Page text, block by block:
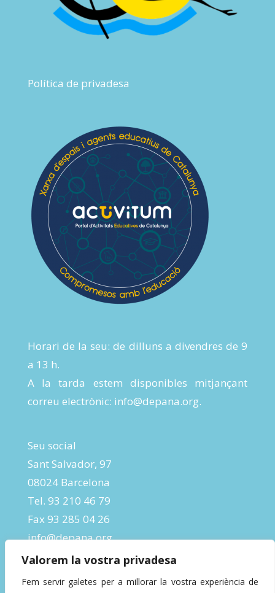
Valorem la vostra privadesa
Fem servir galetes per a millorar la vostra experiència de
Política de privadesa
Horari de la seu: de dilluns a divendres de 9
a 13 h.
A la tarda estem disponibles mitjançant
correu electrònic: info@depana.org.
Seu social
Sant Salvador, 97
08024 Barcelona
Tel. 93 210 46 79
Fax 93 285 04 26
info@depana.org